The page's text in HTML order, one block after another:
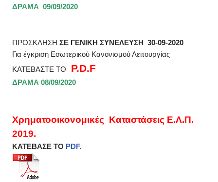
ΔΡΑΜΑ 09/09/2020
ΠΡΟΣΚΛΗΣΗ ΣΕ ΓΕΝΙΚΗ ΣΥΝΕΛΕΥΣΗ 30-09-2020
Για έγκριση Εσωτερικού Κανονισμού Λειτουργίας
ΚΑΤΕΒΑΣΤΕ ΤΟ
P.D.F
ΔΡΑΜΑ 08/09/2020
Χρηματοοικονομικές Καταστάσεις Ε.Λ.Π.
2019.
ΚΑΤΕΒΑΣΕ ΤΟ PDF.